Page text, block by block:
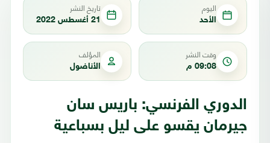
اليوم
الأحد
تاريخ النشر
21 أغسطس 2022
وقت النشر
09:08 م
المؤلف
الأناضول
الدوري الفرنسي: باريس سان
جيرمان يقسو على ليل بسباعية